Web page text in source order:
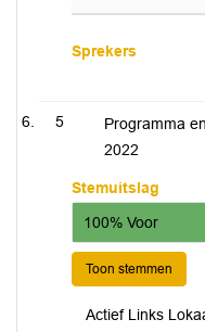
Sprekers
5
Programma
2022
Stemuitslag
100% Voor
Toon stemmen
Actief Links